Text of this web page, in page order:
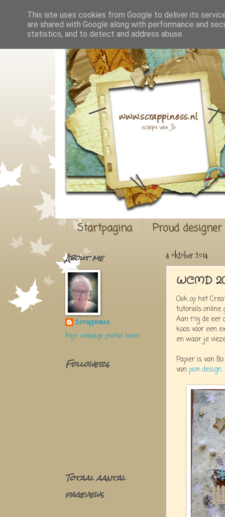
Startpagina Proud
4 oktober 2014
WCMD
Ook op het
tutorials online
Aan mij de eer
koos voor een
en waar je
Papier is van
vanpion design
About me
Scrappiness
Mijn volledige profiel tonen
Followers
Totaal aantal
pageviews
This site uses cookies from Google to deliver its
are shared with Google along with performance and
statistics, and to detect and address abuse.